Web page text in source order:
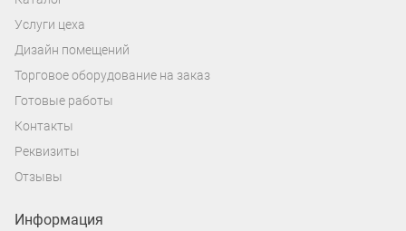
Услуги цеха
Дизайн помещений
Торговое оборудование на заказ
Готовые работы
Контакты
Реквизиты
Отзывы
Информация